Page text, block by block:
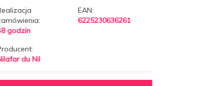
godzin
EAN:
6225230636261
du Nil